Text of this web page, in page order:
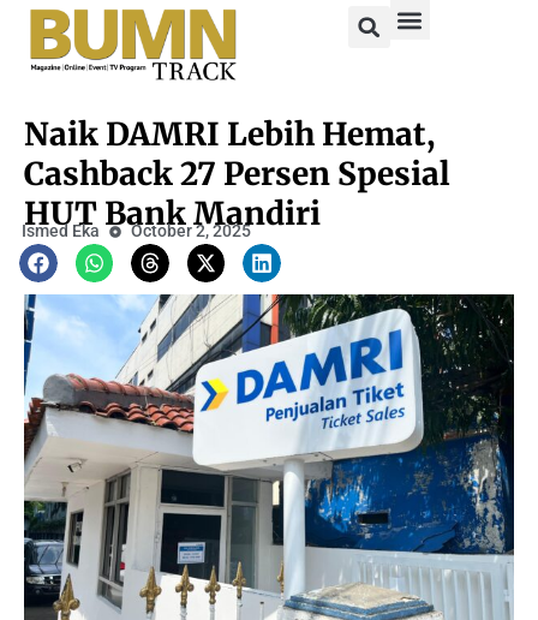
Naik DAMRI Lebih Hemat,
Cashback 27 Persen Spesial
HUT Bank Mandiri
Ismed Eka October 2, 2025